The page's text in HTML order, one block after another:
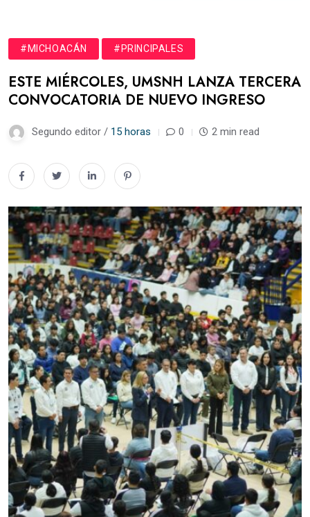
#MICHOACÁN #PRINCIPALES
ESTE MIÉRCOLES, UMSNH LANZA TERCERA
CONVOCATORIA DE NUEVO INGRESO
Segundo editor / 15 horas 0 2 min read